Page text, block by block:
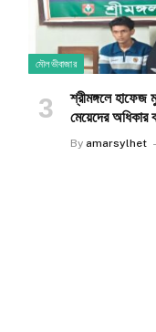
মৌলভীবাজার
শ্রীমঙ্গলে হাফেজ
মেয়েদের অধিকার
By amarsylhet